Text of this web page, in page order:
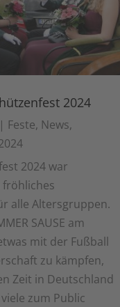
2024
Feste, News,
2024 war
fröhliches
alle Altersgruppen.
SAUSE am
mit der Fußball
zu kämpfen,
Zeit in Deutschland
zum Public